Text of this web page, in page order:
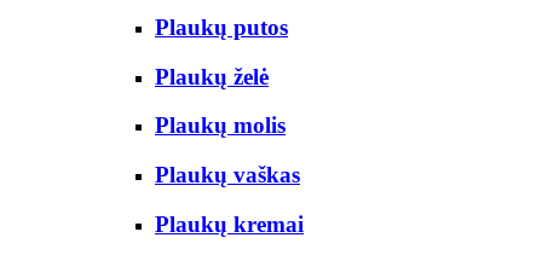
Plaukų putos
Plaukų želė
Plaukų molis
Plaukų vaškas
Plaukų kremai